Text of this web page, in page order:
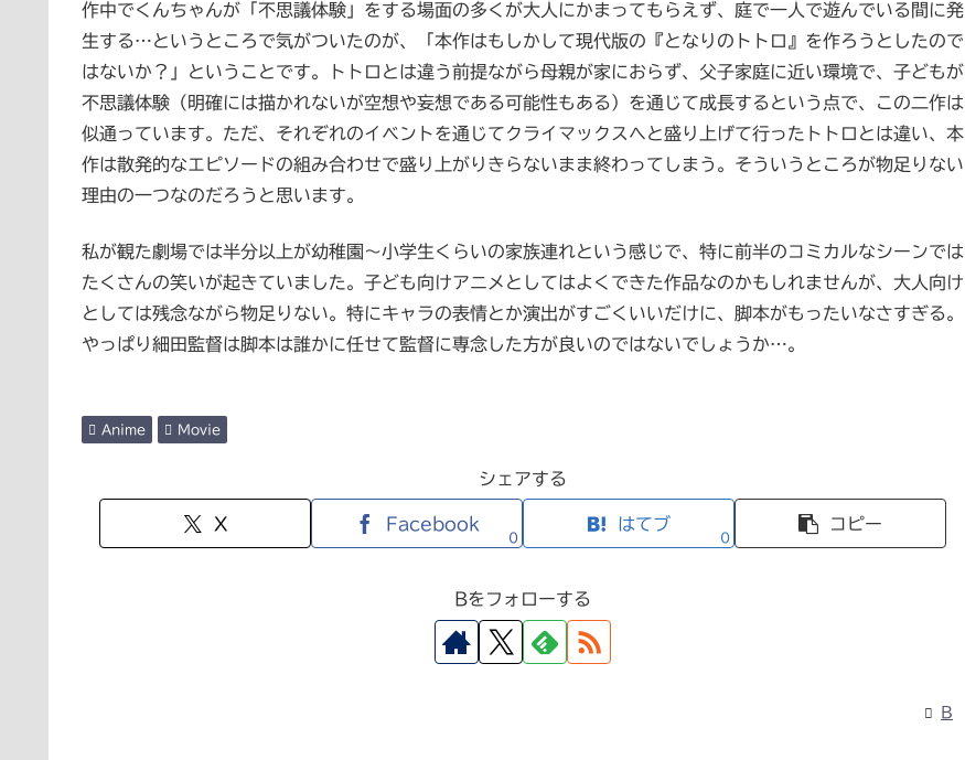
作中でくんちゃんが「不思議体験」をする場面の多くが大人にかまってもらえず、庭で一人で遊んでいる間に発
生する…というところで気がついたのが、「本作はもしかして現代版の『となりのトトロ』を作ろうとしたので
はないか？」ということです。トトロとは違う前提ながら母親が家におらず、父子家庭に近い環境で、子どもが
不思議体験（明確には描かれないが空想や妄想である可能性もある）を通じて成長するという点で、この二作は
似通っています。ただ、それぞれのイベントを通じてクライマックスへと盛り上げて行ったトトロとは違い、本
作は散発的なエピソードの組み合わせで盛り上がりきらないまま終わってしまう。そういうところが物足りない
理由の一つなのだろうと思います。
私が観た劇場では半分以上が幼稚園～小学生くらいの家族連れという感じで、特に前半のコミカルなシーンでは
たくさんの笑いが起きていました。子ども向けアニメとしてはよくできた作品なのかもしれませんが、大人向け
としては残念ながら物足りない。特にキャラの表情とか演出がすごくいいだけに、脚本がもったいなさすぎる。
やっぱり細田監督は脚本は誰かに任せて監督に専念した方が良いのではないでしょうか…。
Anime Movie
シェアする
X Facebook
0
はてブ
0
コピー
Bをフォローする
B